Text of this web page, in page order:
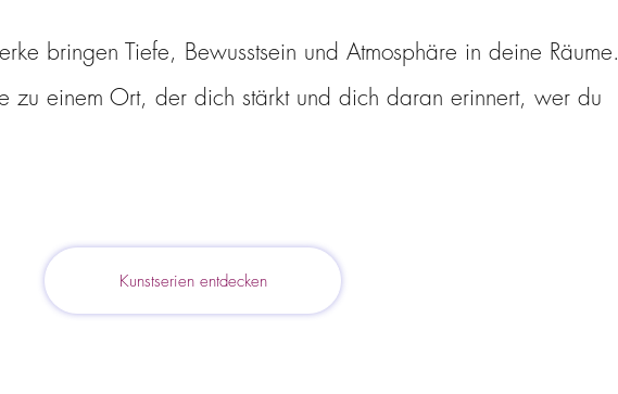
bringen Tiefe, Bewusstsein und Atmosphäre in deine Räume.
zu einem Ort, der dich stärkt und dich daran erinnert, wer du
Kunstserien entdecken